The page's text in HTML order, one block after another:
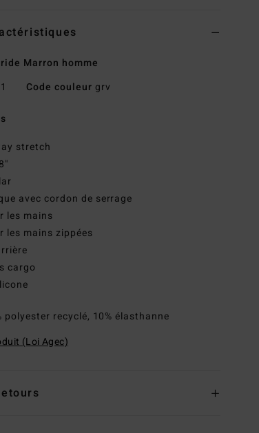
Marron homme
Code couleur grv
stretch
avec cordon de serrage
les mains
les mains zippées
cargo
polyester recyclé, 10% élasthanne
(Loi Agec)